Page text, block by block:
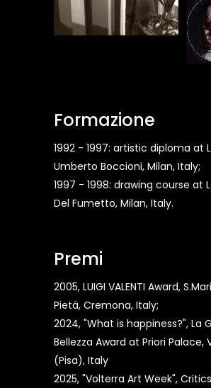
Formazione
1992 - 1997: artistic diploma at
Umberto Boccioni, Milan, Italy;
1997 - 1998: drawing course at
Del Fumetto, Milan, Italy.
Premi
2005, LUIGI VALENTI Award,
Pietà, Cremona, Italy;
2024, "What is happiness?", La
Bellezza Award at Priori Palace,
(Pisa), Italy
2025, "Volterra Art Week",